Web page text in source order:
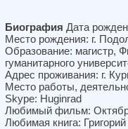
Биография Дата
Место рождения: г.
Образование: магистр,
гуманитарного
Адрес проживания: г.
Место работы,
Skype: Huginrad
Любимый фильм:
Любимая книга: